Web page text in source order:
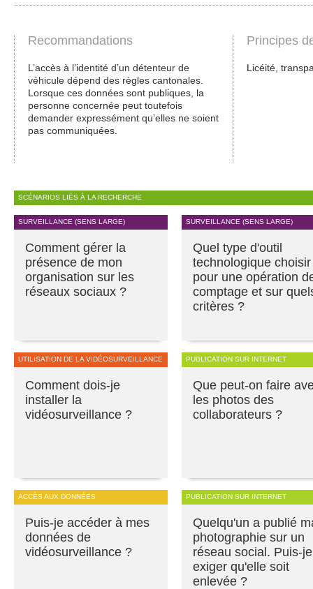
Recommandations
L’accès à l’identité d’un détenteur de
véhicule dépend des règles cantonales.
Lorsque ces données sont publiques, la
personne concernée peut toutefois
demander expressément qu’elles ne soient
pas communiquées.
Principes
Licéité,
SCÉNARIOS LIÉS À LA RECHERCHE
SURVEILLANCE (SENS LARGE)
Comment gérer la
présence de mon
organisation sur les
réseaux sociaux ?
SURVEILLANCE (SENS LARGE)
Quel type d'outil
technologique choisir
pour une opération
comptage et sur
critères ?
UTILISATION DE LA VIDÉOSURVEILLANCE
Comment dois-je
installer la
vidéosurveillance ?
PUBLICATION SUR INTERNET
Que peut-on faire
les photos des
collaborateurs ?
ACCÈS AUX DONNÉES
Puis-je accéder à mes
données de
vidéosurveillance ?
PUBLICATION SUR INTERNET
Quelqu'un a publié
photographie sur un
réseau social. Puis-je
exiger qu'elle soit
enlevée ?